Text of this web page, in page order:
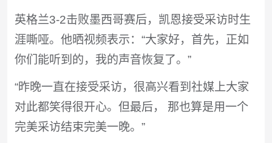
英格兰3-2击败墨西哥赛后，凯恩接受采访时生
涯嘶哑。他晒视频表示：“大家好，首先，正如
你们能听到的，我的声音恢复了。”
“昨晚一直在接受采访，很高兴看到社媒上大家
对此都笑得很开心。但最后， 那也算是用一个
完美采访结束完美一晚。”